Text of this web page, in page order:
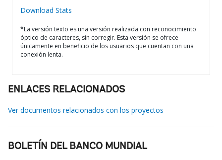
Download Stats
*La versión texto es una versión realizada con reconocimiento
óptico de caracteres, sin corregir. Esta versión se ofrece
únicamente en beneficio de los usuarios que cuentan con una
conexión lenta.
ENLACES RELACIONADOS
Ver documentos relacionados con los proyectos
BOLETÍN DEL BANCO MUNDIAL